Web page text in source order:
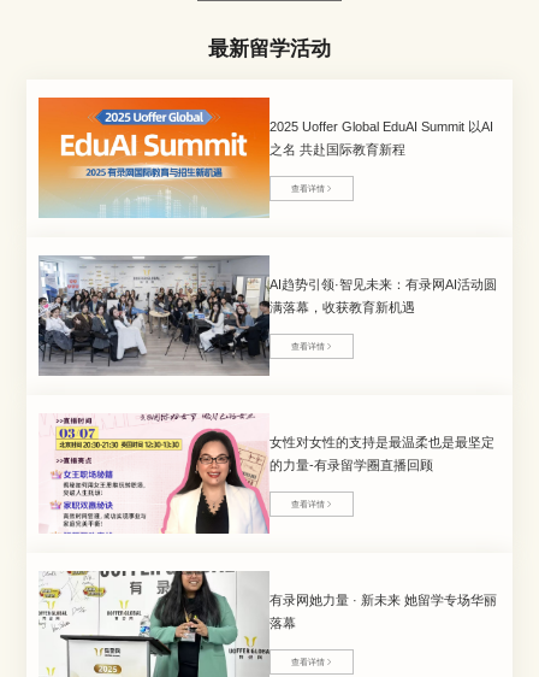
最新留学活动
2025 Uoffer Global EduAI Summit 以AI
之名 共赴国际教育新程
查看详情
AI趋势引领·智见未来：有录网AI活动圆
满落幕，收获教育新机遇
查看详情
女性对女性的支持是最温柔也是最坚定
的力量-有录留学圈直播回顾
查看详情
有录网她力量 · 新未来 她留学专场华丽
落幕
查看详情